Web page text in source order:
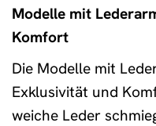
Modelle mit
Komfort
Die Modelle mit
Exklusivität und
weiche Leder